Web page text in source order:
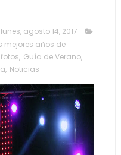
lunes, agosto 14, 2017
mejores años de
, Guía de Verano,
, Noticias